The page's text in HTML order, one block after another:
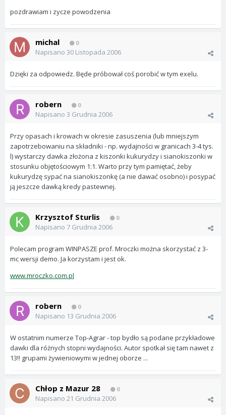
pozdrawiam i zycze powodzenia
michal 0
Napisano 30 Listopada 2006
Dzięki za odpowiedz. Będe próbował coś porobić w tym exelu.
robern 0
Napisano 3 Grudnia 2006
Przy opasach i krowach w okresie zasuszenia (lub mniejszym
zapotrzebowaniu na składniki - np. wydajności w granicach 3-4 tys.
l) wystarczy dawka złożona z kiszonki kukurydzy i sianokiszonki w
stosunku objętościowym 1:1. Warto przy tym pamiętać, żeby
kukurydzę sypać na sianokiszonkę (a nie dawać osobno) i posypać
ją jeszcze dawką kredy pastewnej.
Krzysztof Sturlis 0
Napisano 7 Grudnia 2006
Polecam program WINPASZE prof. Mroczki można skorzystać z 3-
mc wersji demo. Ja korzystam i jest ok.
www.mroczko.com.pl
robern 0
Napisano 13 Grudnia 2006
W ostatnim numerze Top-Agrar - top bydło są podane przykładowe
dawki dla różnych stopni wydajności. Autor spotkał się tam nawet z
13!! grupami żywieniowymi w jednej oborze ...
Chłop z Mazur 28 0
Napisano 21 Grudnia 2006